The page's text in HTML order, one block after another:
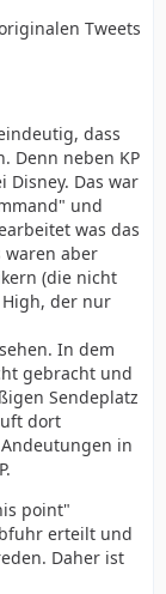
Tweets
dass
Denn neben KP
Disney. Das war
und
was das
waren aber
(die nicht
der nur
In dem
gebracht und
Sendeplatz
dort
in
point"
erteilt und
Daher ist